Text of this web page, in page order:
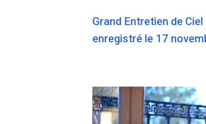
Grand Entretien de
enregistré le 17